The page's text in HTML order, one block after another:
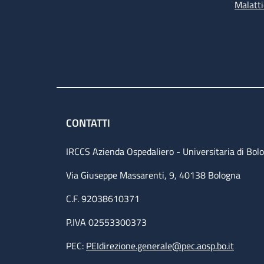
CONTATTI
IRCCS Azienda Ospedaliero - Universitaria di
Via Giuseppe Massarenti, 9, 40138 Bologna
C.F. 92038610371
P.IVA 02553300373
PEC: PEIdirezione.generale@pec.aosp.bo.it